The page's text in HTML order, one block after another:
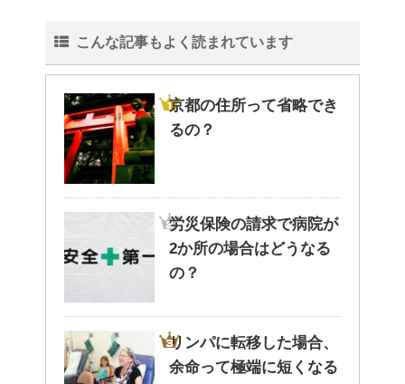
こんな記事もよく読まれています
京都の住所って省略でき
るの？
労災保険の請求で病院が
2か所の場合はどうなる
の？
リンパに転移した場合、
余命って極端に短くなる